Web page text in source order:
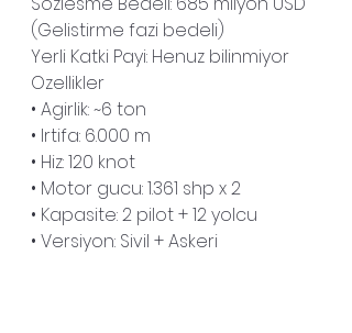
(Gelistirme fazi bedeli)
Yerli Katki Payi: Henuz bilinmiyor
Ozellikler
• Agirlik: ~6 ton
• Irtifa: 6.000 m
• Hiz: 120 knot
• Motor gucu: 1.361 shp x 2
• Kapasite: 2 pilot + 12 yolcu
• Versiyon: Sivil + Askeri